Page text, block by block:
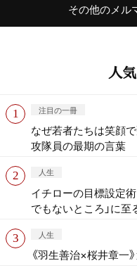
その他のメル
人
注目の一冊
なぜ若者たちは笑顔
攻隊員の最期の言葉
人生
イチローの目標設定
でもないところ」に至
人生
《羽生善治×桜井章一